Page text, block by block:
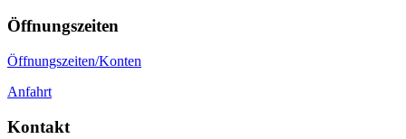
Öffnungszeiten
Öffnungszeiten/Konten
Anfahrt
Kontakt